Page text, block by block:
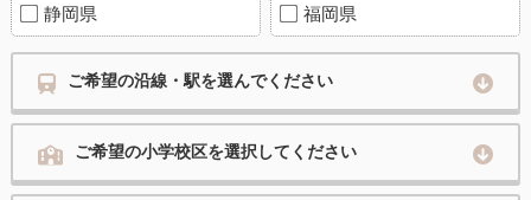
静岡県 福岡県
ご希望の沿線・駅を選んでください
ご希望の小学校区を選択してください